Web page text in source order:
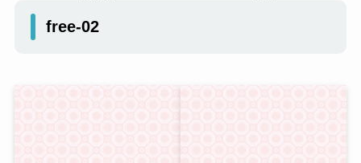
free-02